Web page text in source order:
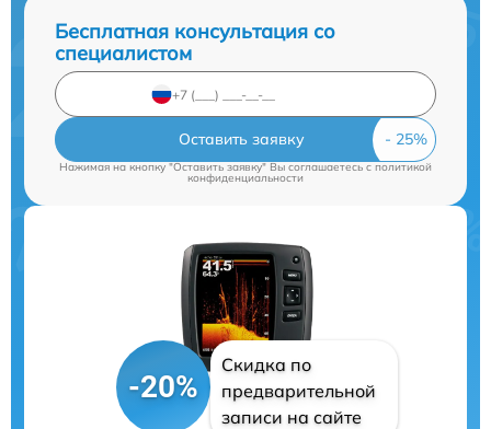
Бесплатная консультация со
специалистом
Оставить заявку
Нажимая на кнопку "Оставить заявку" Вы соглашаетесь cполитикой
конфиденциальности
-20%
Скидка по
предварительной
записи на сайте